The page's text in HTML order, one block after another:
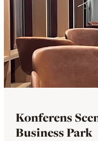
Konferens
Business Park